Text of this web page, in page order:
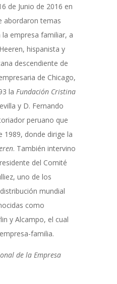
de Junio de 2016 en
abordaron temas
empresa familiar, a
hispanista y
descendiente de
de Chicago,
la Fundación Cristina
y D. Fernando
peruano que
1989, donde dirige la
. También intervino
del Comité
uno de los
mundial
como
y Alcampo, el cual
familia.
de la Empresa